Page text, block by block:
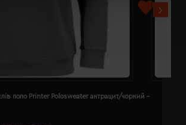
поло Printer Polosweater антрацит/чорний -